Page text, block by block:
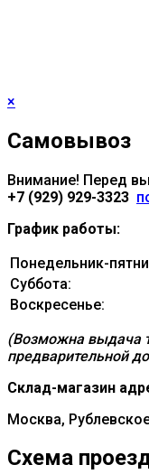
×
Самовывоз
Внимание! Перед
+7 (929) 929-3323
График работы:
Понедельник-
Суббота:
Воскресенье:
(Возможна выдача
предварительной
Склад-магазин
Москва,
Схема